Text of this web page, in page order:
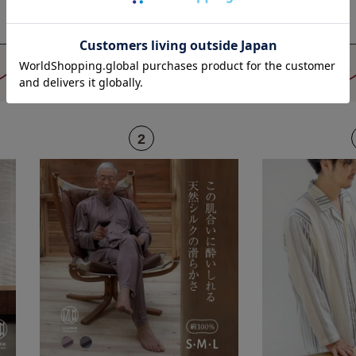
ズ（男性用）人気パジャマ ランキ